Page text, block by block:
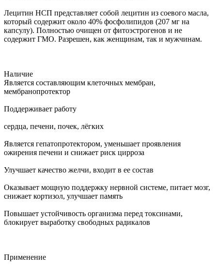
Лецитин НСП представляет собой лецитин из соевого масла,
который содержит около 40% фосфолипидов (207 мг на
капсулу). Полностью очищен от фитоэстрогенов и не
содержит ГМО. Разрешен, как женщинам, так и мужчинам.
Наличие
Является составляющим клеточных мембран,
мембранопротектор
Поддерживает работу
сердца, печени, почек, лёгких
Является гепатопротектором, уменьшает проявления
ожирения печени и снижает риск цирроза
Улучшает качество желчи, входит в ее состав
Оказывает мощную поддержку нервной системе, питает мозг,
снижает кортизол, улучшает память
Повышает устойчивость организма перед токсинами,
блокирует выработку свободных радикалов
Применение